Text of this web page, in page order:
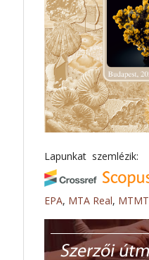
Lapunkat szemlézik:
EPA, MTA Real, MTMT